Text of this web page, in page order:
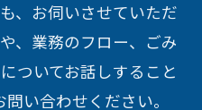
、お伺いさせていただ
、業務のフロー、ごみ
ついてお話しすること
い合わせください。